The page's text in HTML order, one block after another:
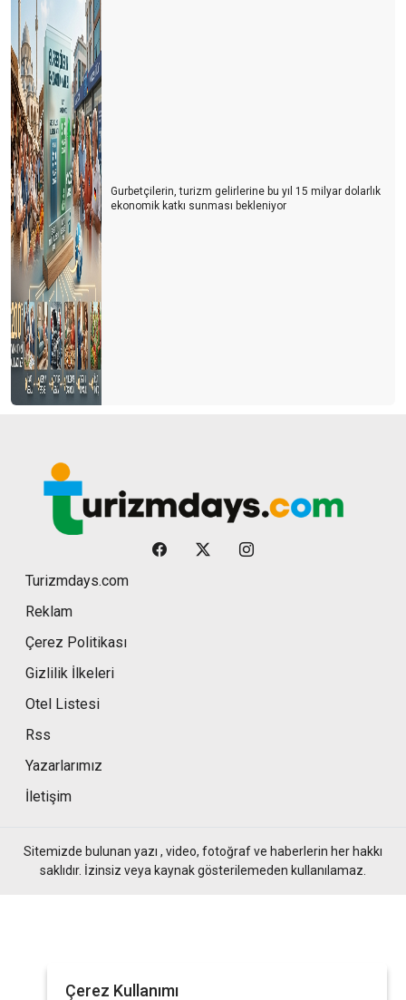
Gurbetçilerin, turizm gelirlerine bu yıl 15 milyar dolarlık
ekonomik katkı sunması bekleniyor
Turizmdays.com
Reklam
Çerez Politikası
Gizlilik İlkeleri
Otel Listesi
Rss
Yazarlarımız
İletişim
Sitemizde bulunan yazı , video, fotoğraf ve haberlerin her hakkı
saklıdır. İzinsiz veya kaynak gösterilemeden kullanılamaz.
Çerez Kullanımı